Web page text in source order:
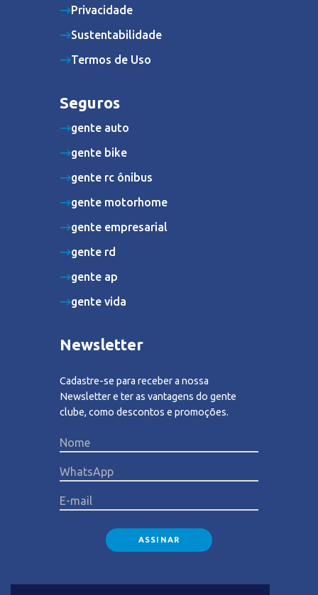
Privacidade
Sustentabilidade
Termos de Uso
Seguros
gente auto
gente bike
gente rc ônibus
gente motorhome
gente empresarial
gente rd
gente ap
gente vida
Newsletter
Cadastre-se para receber a nossa
Newsletter e ter as vantagens do gente
clube, como descontos e promoções.